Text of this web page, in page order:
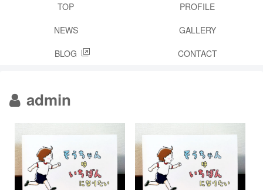
TOP
PROFILE
NEWS
GALLERY
BLOG
CONTACT
admin